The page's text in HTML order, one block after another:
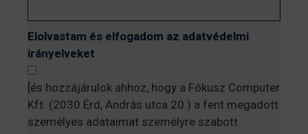
Elolvastam és elfogadom az adatvédelmi
irányelveket
[és hozzájárulok ahhoz, hogy a Fókusz Computer
Kft. (2030 Érd, András utca 20.) a fent megadott
személyes adataimat személyre szabott